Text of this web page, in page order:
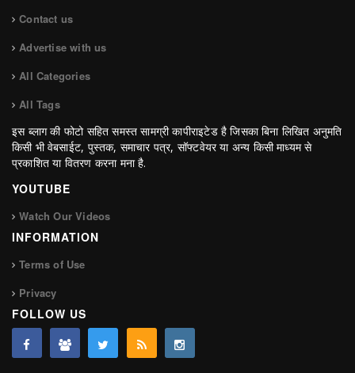
Contact us
Advertise with us
All Categories
All Tags
इस ब्लाग की फोटो सहित समस्त सामग्री कापीराइटेड है जिसका बिना लिखित अनुमति
किसी भी वेबसाईट, पुस्तक, समाचार पत्र, सॉफ्टवेयर या अन्य किसी माध्यम से
प्रकाशित या वितरण करना मना है.
YOUTUBE
Watch Our Videos
INFORMATION
Terms of Use
Privacy
FOLLOW US